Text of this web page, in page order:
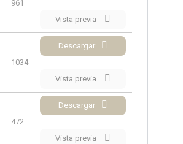
961
Vista previa
1034
Descargar
Vista previa
472
Descargar
Vista previa